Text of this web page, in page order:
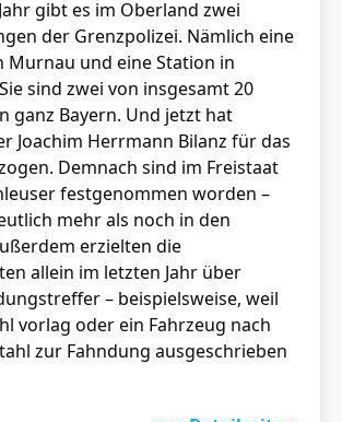
gibt es im Oberland zwei
der Grenzpolizei. Nämlich eine
Murnau und eine Station in
sind zwei von insgesamt 20
ganz Bayern. Und jetzt hat
Joachim Herrmann Bilanz für das
Demnach sind im Freistaat
festgenommen worden –
mehr als noch in den
erzielten die
allein im letzten Jahr über
– beispielsweise, weil
vorlag oder ein Fahrzeug nach
zur Fahndung ausgeschrieben